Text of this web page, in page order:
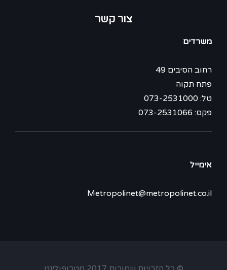
צור קשר
משרדים
רחוב הסיבים 49
פתח תקוה
טל: 073-2531000
פקס: 073-2531066
אימייל
Metropolinet@metropolinet.co.il